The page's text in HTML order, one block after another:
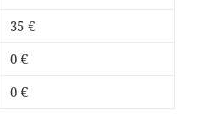
35 €
0 €
0 €